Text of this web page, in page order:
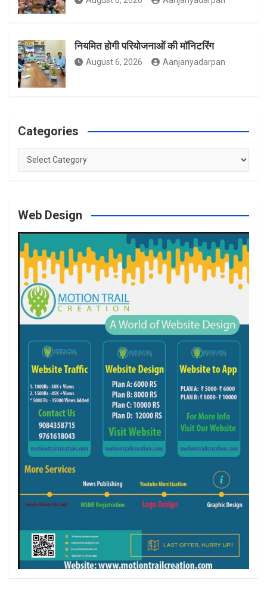
नियमित होगी परियोजनाओं की मॉनिटरिंग
August 6, 2026 Aanjanyadarpan
Categories
Categories
Web Design